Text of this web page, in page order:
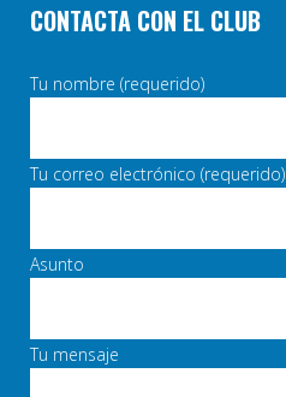
CONTACTA CON EL CLUB
Tu nombre (requerido)
Tu correo electrónico (requerido)
Asunto
Tu mensaje